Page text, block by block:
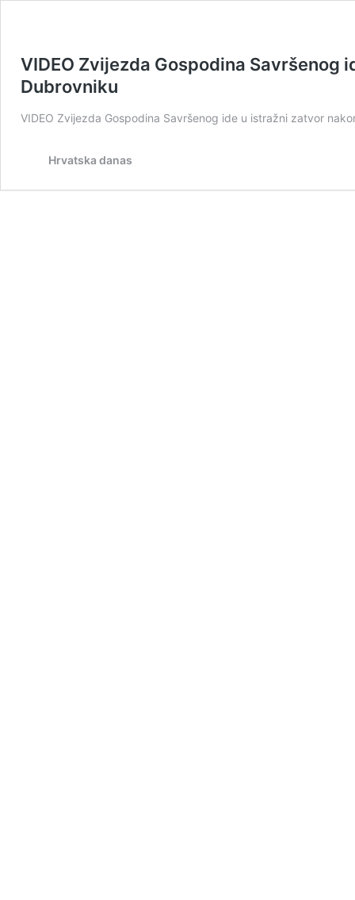
VIDEO Zvijezda Gospodina Savršenog
Dubrovniku
VIDEO Zvijezda Gospodina Savršenog ide u istražni zatvor
Hrvatska danas